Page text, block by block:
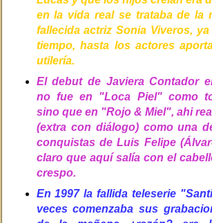
en la vida real se trataba de la
fallecida actriz Sonia Viveros,
tiempo, hasta los actores
utilería.
El debut de Javiera Contador
no fue en "Loca Piel" como
sino que en "Rojo & Miel", ahi
(extra con diálogo) como una
conquistas de Luis Felipe
claro que aquí salía con el
crespo.
En 1997 la fallida teleserie
veces comenzaba sus